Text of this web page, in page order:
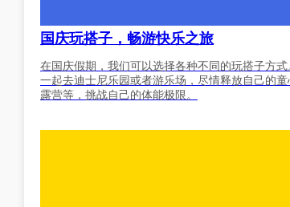
国庆玩搭子，畅游快乐之旅
在国庆假期，我们可以选择各种不同的玩搭子方
一起去迪士尼乐园或者游乐场，尽情释放自己的
露营等，挑战自己的体能极限。